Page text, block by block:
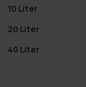
10 Liter
20 Liter
40 Liter